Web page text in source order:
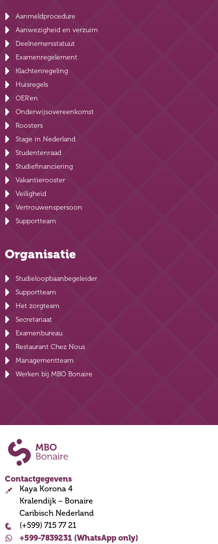
Aanmeldprocedure
Aanwezigheid en verzuim
Deelnemersstatuut
Examenregelement
Klachtenregeling
Huisregels
OER’en
Onderwijsovereenkomst
Roosters
Stage in Nederland
Studentenraad
Studiefinanciering
Vakantierooster
Veiligheid
Vertrouwenspersoon
Supportteam
Organisatie
Studieloopbaanbegeleider
Supportteam
Het zorgteam
Secretariaat
Examenbureau
Restaurant Chez Nous
Managementteam
Werken bij MBO Bonaire
Contactgegevens
Kaya Korona 4
Kralendijk – Bonaire
Caribisch Nederland
(+599) 715 77 21
+599-7839231 (WhatsApp only)